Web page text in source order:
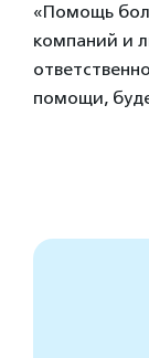
«Помощь
компаний и
помощи,